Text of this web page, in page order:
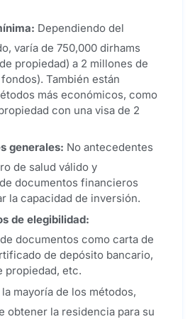
: Dependiendo del
varía de 750,000 dirhams
propiedad) a 2 millones de
También están
más económicos, como
con una visa de 2
generales: No antecedentes
de salud válido y
documentos financieros
la capacidad de inversión.
de elegibilidad:
documentos como carta de
de depósito bancario,
propiedad, etc.
la mayoría de los métodos,
obtener la residencia para su